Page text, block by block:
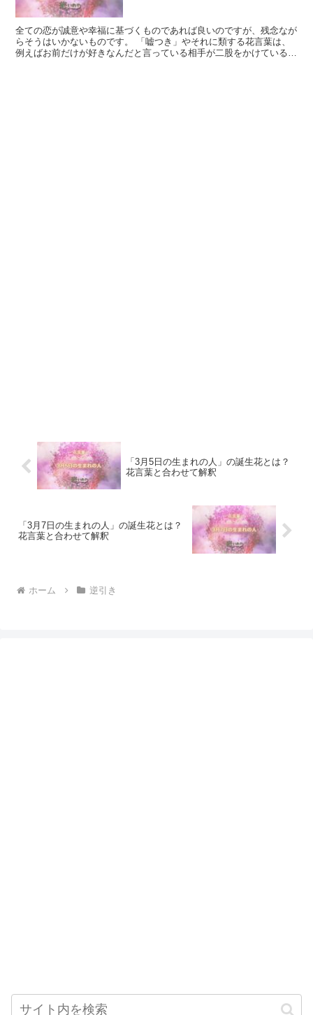
全ての恋が誠意や幸福に基づくものであれば良いのですが、残念なが
らそうはいかないものです。 「嘘つき」やそれに類する花言葉は、
例えばお前だけが好きなんだと言っている相手が二股をかけているこ
「3月5日の生まれの人」の誕生花とは？
花言葉と合わせて解釈
「3月7日の生まれの人」の誕生花とは？
花言葉と合わせて解釈
ホーム 逆引き